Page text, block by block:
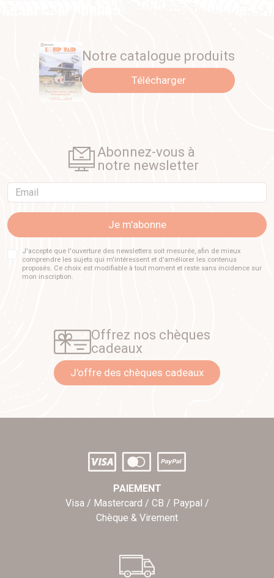
Notre catalogue produits
Télécharger
Abonnez-vous à
notre newsletter
Email
Je m'abonne
J'accepte que l'ouverture des newsletters soit mesurée, afin de mieux
comprendre les sujets qui m'intéressent et d'améliorer les contenus
proposés. Ce choix est modifiable à tout moment et reste sans incidence sur
mon inscription.
Offrez nos chèques
cadeaux
J'offre des chèques cadeaux
PAIEMENT
Visa / Mastercard / CB / Paypal /
Chèque & Virement